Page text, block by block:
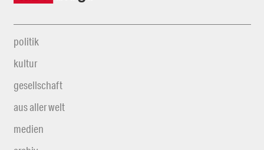
politik
kultur
gesellschaft
aus aller welt
medien